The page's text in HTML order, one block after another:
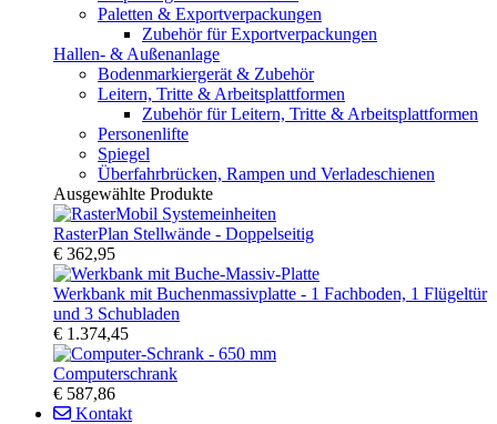
Paletten & Exportverpackungen
Zubehör für Exportverpackungen
Hallen- & Außenanlage
Bodenmarkiergerät & Zubehör
Leitern, Tritte & Arbeitsplattformen
Zubehör für Leitern, Tritte & Arbeitsplattformen
Personenlifte
Spiegel
Überfahrbrücken, Rampen und Verladeschienen
Ausgewählte Produkte
RasterPlan Stellwände - Doppelseitig
€ 362,95
Werkbank mit Buchenmassivplatte - 1 Fachboden, 1 Flügeltür
und 3 Schubladen
€ 1.374,45
Computerschrank
€ 587,86
Kontakt